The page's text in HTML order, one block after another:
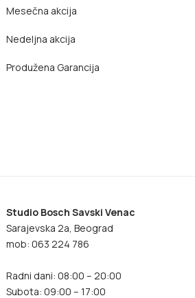
Mesečna akcija
Nedeljna akcija
Produžena Garancija
Studio Bosch Savski Venac
Sarajevska 2a, Beograd
mob: 063 224 786
Radni dani: 08:00 – 20:00
Subota: 09:00 – 17:00